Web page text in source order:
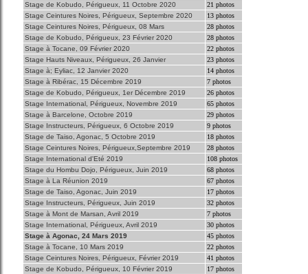
Stage de Kobudo, Périgueux, 11 Octobre 2020
21 photos
Stage Ceintures Noires, Périgueux, Septembre 2020
13 photos
Stage Ceintures Noires, Périgueux, 08 Mars
28 photos
Stage de Kobudo, Périgueux, 23 Février 2020
28 photos
Stage à Tocane, 09 Février 2020
22 photos
Stage Hauts Niveaux, Périgueux, 26 Janvier
23 photos
Stage à; Eyliac, 12 Janvier 2020
14 photos
Stage à Ribérac, 15 Décembre 2019
7 photos
Stage de Kobudo, Périgueux, 1er Décembre 2019
26 photos
Stage International, Périgueux, Novembre 2019
65 photos
Stage à Barcelone, Octobre 2019
29 photos
Stage Instructeurs, Périgueux, 6 Octobre 2019
9 photos
Stage de Taiso, Agonac, 5 Octobre 2019
18 photos
Stage Ceintures Noires, Périgueux,Septembre 2019
28 photos
Stage International d'Eté 2019
108 photos
Stage du Hombu Dojo, Périgueux, Juin 2019
68 photos
Stage à La Réunion 2019
67 photos
Stage de Taiso, Agonac, Juin 2019
17 photos
Stage Instructeurs, Périgueux, Juin 2019
32 photos
Stage à Mont de Marsan, Avril 2019
7 photos
Stage International, Périgueux, Avril 2019
30 photos
Stage à Agonac, 24 Mars 2019
45 photos
Stage à Tocane, 10 Mars 2019
22 photos
Stage Ceintures Noires, Périgueux, Février 2019
41 photos
Stage de Kobudo, Périgueux, 10 Février 2019
17 photos